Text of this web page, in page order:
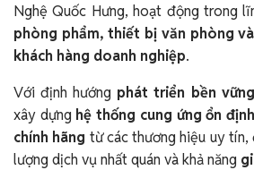
Nghệ Quốc Hưng, hoạt động trong
phòng phẩm, thiết bị văn phòng
khách hàng doanh nghiệp.
Với định hướng phát triển bền vững
xây dựng hệ thống cung ứng ổn định
chính hãng từ các thương hiệu uy
lượng dịch vụ nhất quán và khả năng